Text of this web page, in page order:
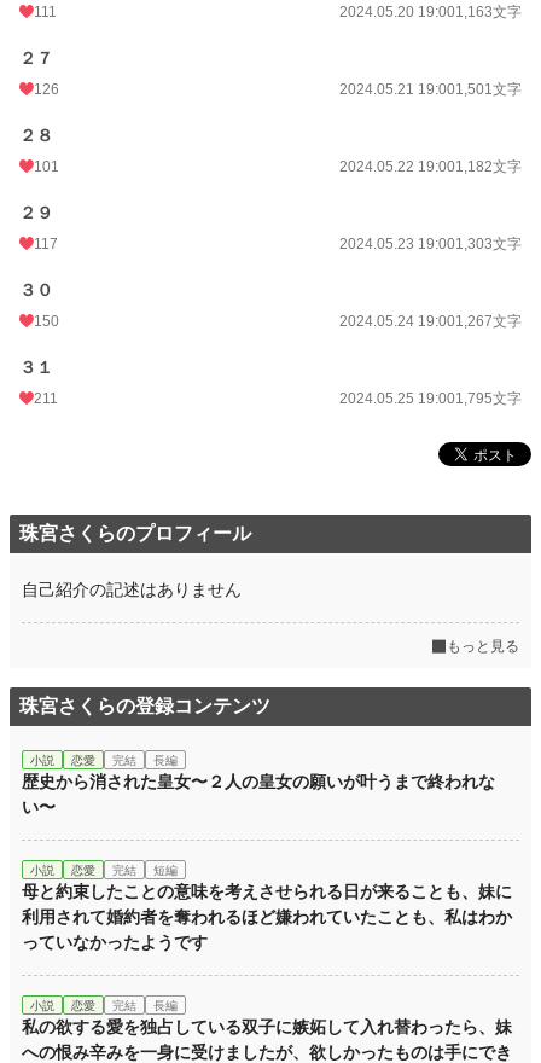
111 2024.05.20 19:001,163文字
２７
126 2024.05.21 19:001,501文字
２８
101 2024.05.22 19:001,182文字
２９
117 2024.05.23 19:001,303文字
３０
150 2024.05.24 19:001,267文字
３１
211 2024.05.25 19:001,795文字
珠宮さくらのプロフィール
自己紹介の記述はありません
もっと見る
珠宮さくらの登録コンテンツ
小説 恋愛 完結 長編
歴史から消された皇女〜２人の皇女の願いが叶うまで終われな
い〜
小説 恋愛 完結 短編
母と約束したことの意味を考えさせられる日が来ることも、妹に
利用されて婚約者を奪われるほど嫌われていたことも、私はわか
っていなかったようです
小説 恋愛 完結 長編
私の欲する愛を独占している双子に嫉妬して入れ替わったら、妹
への恨み辛みを一身に受けましたが、欲しかったものは手にでき